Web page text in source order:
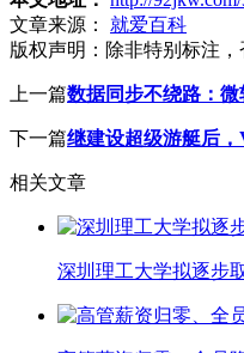
文章来源：
就爱百科
版权声明： 除非特别标注
上一篇数据同步不绕路：
下一篇继建设超级游艇后
相关文章
深圳理工大学拟逐步